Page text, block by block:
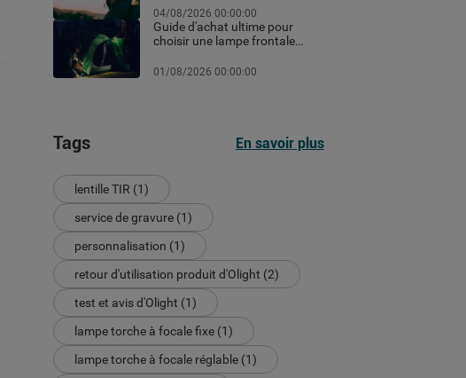
04/08/2026 00:00:00
Guide d'achat ultime pour
choisir une lampe frontale
professionnelle pour le
01/08/2026 00:00:00
Tags En savoir plus
lentille TIR (1)
service de gravure (1)
personnalisation (1)
retour d'utilisation produit d'Olight (2)
test et avis d'Olight (1)
lampe torche à focale fixe (1)
lampe torche à focale réglable (1)